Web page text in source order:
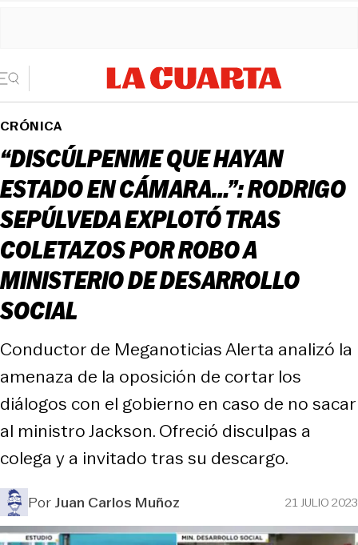
CRÓNICA
“DISCÚLPENME QUE HAYAN
ESTADO EN CÁMARA…”: RODRIGO
SEPÚLVEDA EXPLOTÓ TRAS
COLETAZOS POR ROBO A
MINISTERIO DE DESARROLLO
SOCIAL
Conductor de Meganoticias Alerta analizó la
amenaza de la oposición de cortar los
diálogos con el gobierno en caso de no sacar
al ministro Jackson. Ofreció disculpas a
colega y a invitado tras su descargo.
PorJuan Carlos Muñoz 21 JULIO 2023